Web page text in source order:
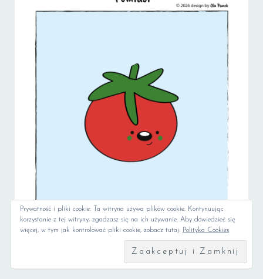
Prywatność i pliki cookie: Ta witryna używa plików cookie. Kontynuując
korzystanie z tej witryny, zgadzasz się na ich używanie. Aby dowiedzieć się
więcej, w tym jak kontrolować pliki cookie, zobacz tutaj: Polityka Cookies